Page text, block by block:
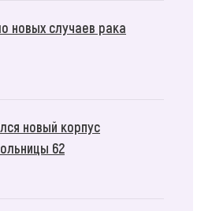
новых случаев рака
новый корпус
62